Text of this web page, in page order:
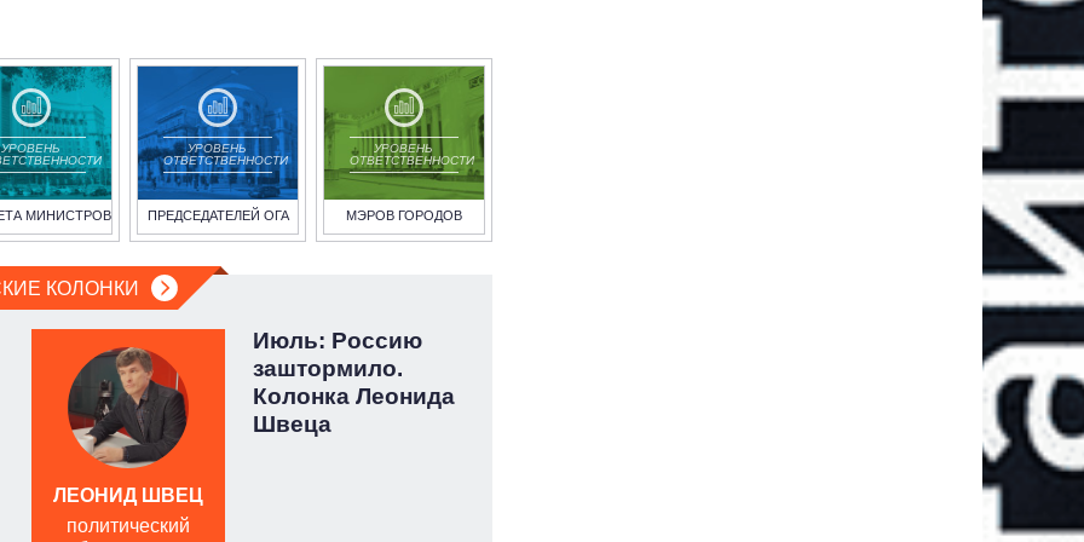
УРОВЕНЬ
МИНИСТРОВ
УРОВЕНЬ
ОТВЕТСТВЕННОСТИ
ПРЕДСЕДАТЕЛЕЙ ОГА
УРОВЕНЬ
ОТВЕТСТВЕННОСТИ
МЭРОВ ГОРОДОВ
КОЛОНКИ
Июль: Россию
заштормило.
Колонка Леонида
Швеца
ЛЕОНИД ШВЕЦ
политический